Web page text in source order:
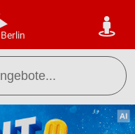
Berlin